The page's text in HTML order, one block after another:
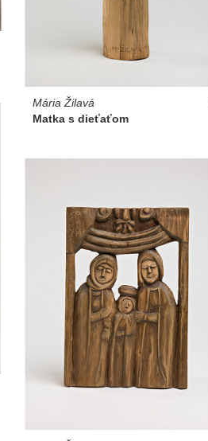
Mária Žilavá
Matka s dieťaťom